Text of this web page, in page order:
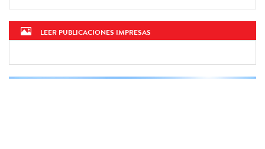
LEER PUBLICACIONES IMPRESAS